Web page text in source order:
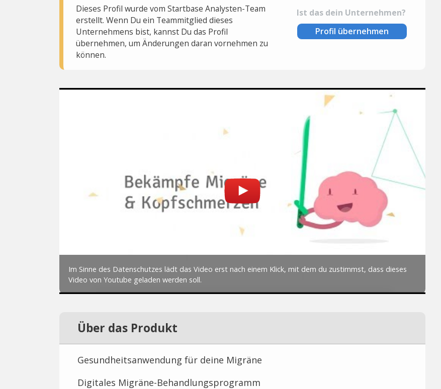
Dieses Profil wurde vom Startbase Analysten-Team
erstellt. Wenn Du ein Teammitglied dieses
Unternehmens bist, kannst Du das Profil
übernehmen, um Änderungen daran vornehmen zu
können.
Ist das dein Unternehmen?
Profil übernehmen
Über das Produkt
Gesundheitsanwendung für deine Migräne
Digitales Migräne-Behandlungsprogramm